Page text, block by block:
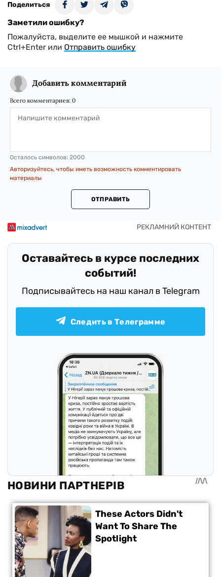
Поделиться
Заметили ошибку?
Пожалуйста, выделите ее мышкой и нажмите
Ctrl+Enter или Отправить ошибку
Добавить комментарий
Всего комментариев: 0
Осталось символов: 2000
Авторизуйтесь, чтобы иметь возможность комментировать
материалы
ОТПРАВИТЬ
Оставайтесь в курсе последних
событий!
Подписывайтесь на наш канал в Telegram
Следить в Телеграмме